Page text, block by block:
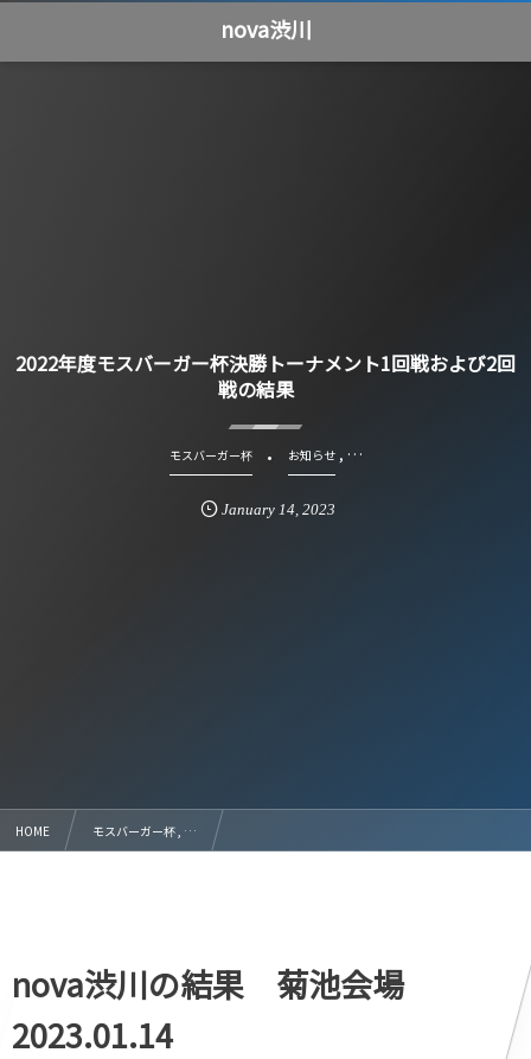
nova渋川
2022年度モスバーガー杯決勝トーナメント1回戦および2回
戦の結果
モスバーガー杯 お知らせ, …
January 14, 2023
HOME モスバーガー杯 , …
nova渋川の結果 菊池会場
2023.01.14